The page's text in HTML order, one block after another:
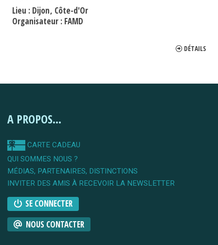
Lieu : Dijon Côte-d'Or
Organisateur : FAMD
DÉTAILS
A PROPOS...
CARTE CADEAU
QUI SOMMES NOUS ?
MÉDIAS, PARTENAIRES, DISTINCTIONS
INVITER DES AMIS À RECEVOIR LA NEWSLETTER
SE CONNECTER
NOUS CONTACTER